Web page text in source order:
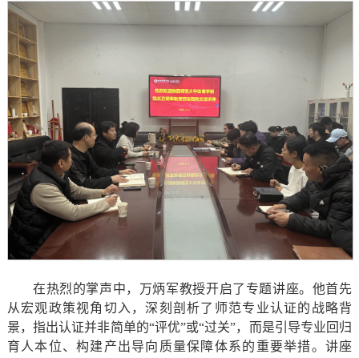
在热烈的掌声中，万炳军教授开启了专题讲座。他首先
从宏观政策视角切入，深刻剖析了师范专业认证的战略背
景，指出认证并非简单的“评优”或“过关”，而是引导专业回归
育人本位、构建产出导向质量保障体系的重要举措。讲座